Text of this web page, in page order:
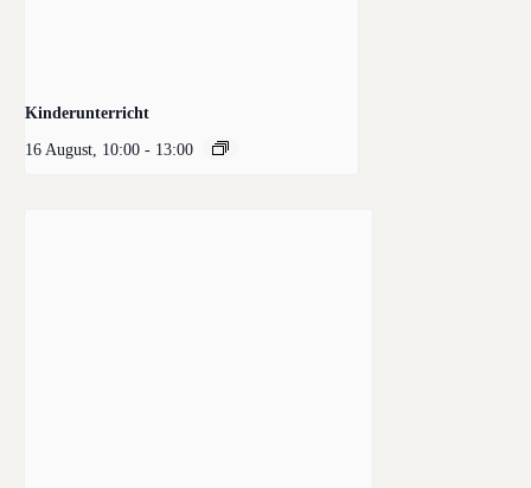
Kinderunterricht
16 August, 10:00 - 13:00